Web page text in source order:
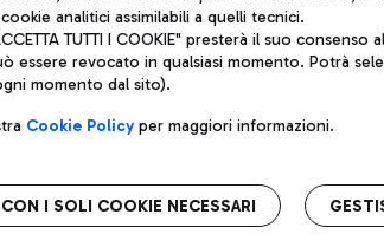
a direzione e coordinamento di Mundys S.p.A.
Roma 13032990155 P. IVA 06572251004
00054 Fiumicino (RM) telefono +39 06 65951
analitici assimilabili a quelli tecnici.
TUTTI I COOKIE" presterà il suo
essere revocato in qualsiasi momento. Potrà
momento dal sito).
Cookie Policyper maggiori informazioni.
I SOLI COOKIE NECESSARI